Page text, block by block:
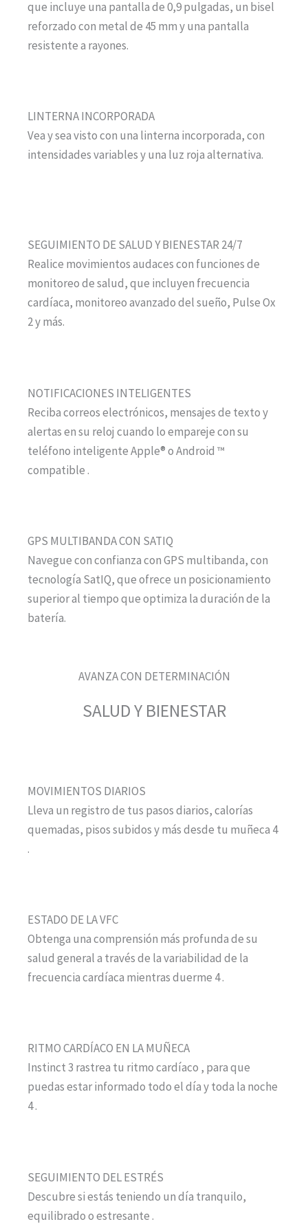
que incluye una pantalla de 0,9 pulgadas, un bisel
reforzado con metal de 45 mm y una pantalla
resistente a rayones.
LINTERNA INCORPORADA
Vea y sea visto con una linterna incorporada, con
intensidades variables y una luz roja alternativa.
SEGUIMIENTO DE SALUD Y BIENESTAR 24/7
Realice movimientos audaces con funciones de
monitoreo de salud, que incluyen frecuencia
cardíaca, monitoreo avanzado del sueño, Pulse Ox
2 y más.
NOTIFICACIONES INTELIGENTES
Reciba correos electrónicos, mensajes de texto y
alertas en su reloj cuando lo empareje con su
teléfono inteligente Apple® o Android ™
compatible .
GPS MULTIBANDA CON SATIQ
Navegue con confianza con GPS multibanda, con
tecnología SatIQ, que ofrece un posicionamiento
superior al tiempo que optimiza la duración de la
batería.
AVANZA CON DETERMINACIÓN
SALUD Y BIENESTAR
MOVIMIENTOS DIARIOS
Lleva un registro de tus pasos diarios, calorías
quemadas, pisos subidos y más desde tu muñeca 4
.
ESTADO DE LA VFC
Obtenga una comprensión más profunda de su
salud general a través de la variabilidad de la
frecuencia cardíaca mientras duerme 4 .
RITMO CARDÍACO EN LA MUÑECA
Instinct 3 rastrea tu ritmo cardíaco , para que
puedas estar informado todo el día y toda la noche
4 .
SEGUIMIENTO DEL ESTRÉS
Descubre si estás teniendo un día tranquilo,
equilibrado o estresante .